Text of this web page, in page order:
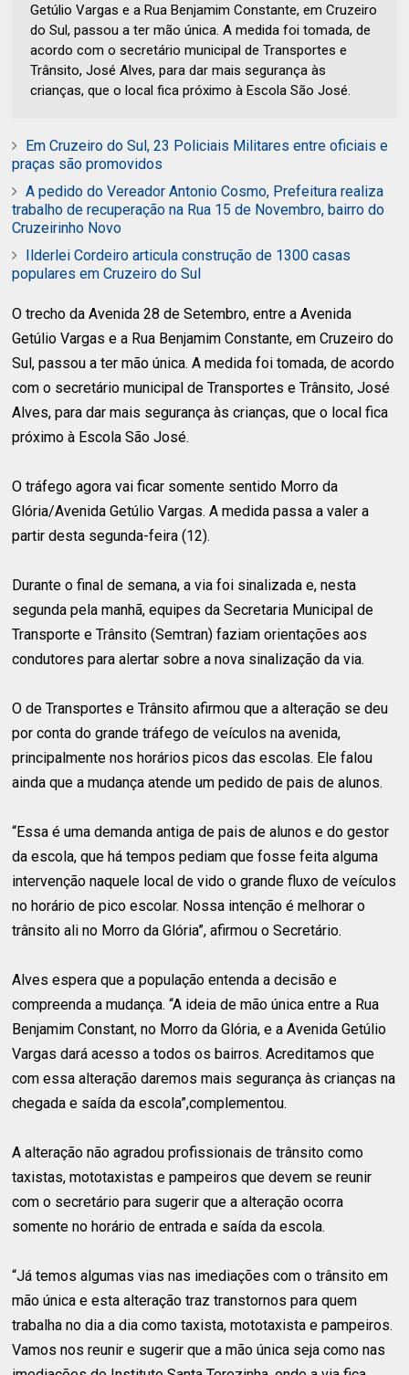
Getúlio Vargas e a Rua Benjamim Constante, em Cruzeiro
do Sul, passou a ter mão única. A medida foi tomada, de
acordo com o secretário municipal de Transportes e
Trânsito, José Alves, para dar mais segurança às
crianças, que o local fica próximo à Escola São José.
Em Cruzeiro do Sul, 23 Policiais Militares entre oficiais e
praças são promovidos
A pedido do Vereador Antonio Cosmo, Prefeitura realiza
trabalho de recuperação na Rua 15 de Novembro, bairro do
Cruzeirinho Novo
Ilderlei Cordeiro articula construção de 1300 casas
populares em Cruzeiro do Sul
O trecho da Avenida 28 de Setembro, entre a Avenida
Getúlio Vargas e a Rua Benjamim Constante, em Cruzeiro do
Sul, passou a ter mão única. A medida foi tomada, de acordo
com o secretário municipal de Transportes e Trânsito, José
Alves, para dar mais segurança às crianças, que o local fica
próximo à Escola São José.
O tráfego agora vai ficar somente sentido Morro da
Glória/Avenida Getúlio Vargas. A medida passa a valer a
partir desta segunda-feira (12).
Durante o final de semana, a via foi sinalizada e, nesta
segunda pela manhã, equipes da Secretaria Municipal de
Transporte e Trânsito (Semtran) faziam orientações aos
condutores para alertar sobre a nova sinalização da via.
O de Transportes e Trânsito afirmou que a alteração se deu
por conta do grande tráfego de veículos na avenida,
principalmente nos horários picos das escolas. Ele falou
ainda que a mudança atende um pedido de pais de alunos.
“Essa é uma demanda antiga de pais de alunos e do gestor
da escola, que há tempos pediam que fosse feita alguma
intervenção naquele local de vido o grande fluxo de veículos
no horário de pico escolar. Nossa intenção é melhorar o
trânsito ali no Morro da Glória”, afirmou o Secretário.
Alves espera que a população entenda a decisão e
compreenda a mudança. “A ideia de mão única entre a Rua
Benjamim Constant, no Morro da Glória, e a Avenida Getúlio
Vargas dará acesso a todos os bairros. Acreditamos que
com essa alteração daremos mais segurança às crianças na
chegada e saída da escola”,complementou.
A alteração não agradou profissionais de trânsito como
taxistas, mototaxistas e pampeiros que devem se reunir
com o secretário para sugerir que a alteração ocorra
somente no horário de entrada e saída da escola.
“Já temos algumas vias nas imediações com o trânsito em
mão única e esta alteração traz transtornos para quem
trabalha no dia a dia como taxista, mototaxista e pampeiros.
Vamos nos reunir e sugerir que a mão única seja como nas